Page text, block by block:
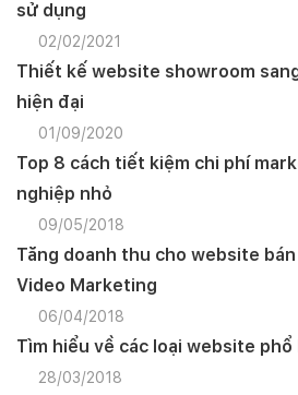
sử dụng
02/02/2021
Thiết kế website showroom
hiện đại
01/09/2020
Top 8 cách tiết kiệm chi phí
nghiệp nhỏ
09/05/2018
Tăng doanh thu cho website
Video Marketing
06/04/2018
Tìm hiểu về các loại website
28/03/2018